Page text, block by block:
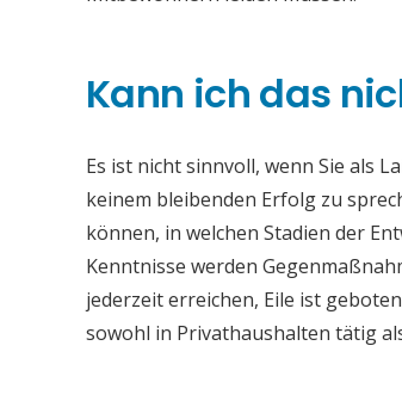
Kann ich das
Es ist nicht sinnvoll, wenn Sie als
keinem bleibenden Erfolg zu
können, in welchen Stadien der
Kenntnisse werden
jederzeit erreichen, Eile ist
sowohl in Privathaushalten tätig